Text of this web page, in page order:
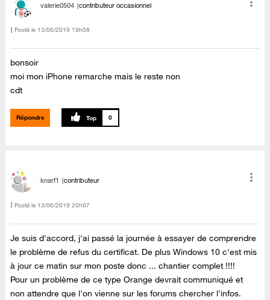
valerie0504 contributeur occasionnel
Posté le ‎13/06/2019 19h58
bonsoir
moi mon iPhone remarche mais le reste non
cdt
Répondre 0
knarf1 contributeur
Posté le ‎13/06/2019 20h07
Je suis d'accord, j'ai passé la journée à essayer de comprendre
le problème de refus du certificat. De plus Windows 10 c'est mis
à jour ce matin sur mon poste donc ... chantier complet !!!!
Pour un problème de ce type Orange devrait communiqué et
non attendre que l'on vienne sur les forums chercher l'infos.